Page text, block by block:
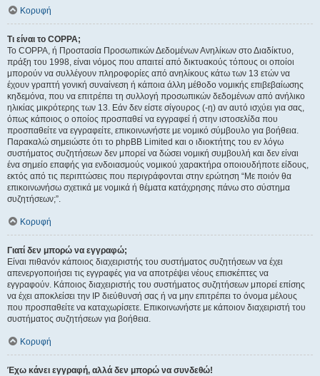
Κορυφή
Τι είναι το COPPA;
Το COPPA, ή Προστασία Προσωπικών Δεδομένων Ανηλίκων στο Διαδίκτυο,
πράξη του 1998, είναι νόμος που απαιτεί από δικτυακούς τόπους οι οποίοι
μπορούν να συλλέγουν πληροφορίες από ανηλίκους κάτω των 13 ετών να
έχουν γραπτή γονική συναίνεση ή κάποια άλλη μέθοδο νομικής επιβεβαίωσης
κηδεμόνα, που να επιτρέπει τη συλλογή προσωπικών δεδομένων από ανήλικο
ηλικίας μικρότερης των 13. Εάν δεν είστε σίγουρος (-η) αν αυτό ισχύει για σας,
όπως κάποιος ο οποίος προσπαθεί να εγγραφεί ή στην ιστοσελίδα που
προσπαθείτε να εγγραφείτε, επικοινωνήστε με νομικό σύμβουλο για βοήθεια.
Παρακαλώ σημειώστε ότι το phpBB Limited και ο ιδιοκτήτης του εν λόγω
συστήματος συζητήσεων δεν μπορεί να δώσει νομική συμβουλή και δεν είναι
ένα σημείο επαφής για ενδοιασμούς νομικού χαρακτήρα οποιουδήποτε είδους,
εκτός από τις περιπτώσεις που περιγράφονται στην ερώτηση “Με ποιόν θα
επικοινωνήσω σχετικά με νομικά ή θέματα κατάχρησης πάνω στο σύστημα
συζητήσεων;”.
Κορυφή
Γιατί δεν μπορώ να εγγραφώ;
Είναι πιθανόν κάποιος διαχειριστής του συστήματος συζητήσεων να έχει
απενεργοποιήσει τις εγγραφές για να αποτρέψει νέους επισκέπτες να
εγγραφούν. Κάποιος διαχειριστής του συστήματος συζητήσεων μπορεί επίσης
να έχει αποκλείσει την IP διεύθυνσή σας ή να μην επιτρέπει το όνομα μέλους
που προσπαθείτε να καταχωρίσετε. Επικοινωνήστε με κάποιον διαχειριστή του
συστήματος συζητήσεων για βοήθεια.
Κορυφή
Έχω κάνει εγγραφή, αλλά δεν μπορώ να συνδεθώ!